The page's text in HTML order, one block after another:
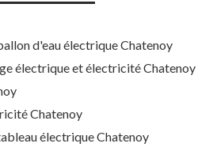
d'eau électrique Chatenoy
électrique et électricité Chatenoy
Chatenoy
électrique Chatenoy